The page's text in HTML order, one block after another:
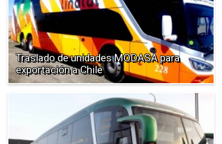
Traslado de unidades MODASA para
exportación a Chile